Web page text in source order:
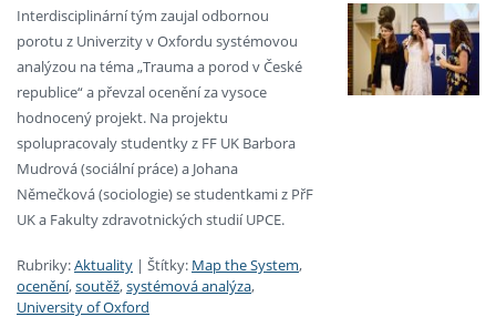
Interdisciplinární tým zaujal odbornou
porotu z Univerzity v Oxfordu systémovou
analýzou na téma „Trauma a porod v České
republice“ a převzal ocenění za vysoce
hodnocený projekt. Na projektu
spolupracovaly studentky z FF UK Barbora
Mudrová (sociální práce) a Johana
Němečková (sociologie) se studentkami z PřF
UK a Fakulty zdravotnických studií UPCE.
Rubriky:Aktuality | Štítky: Map the System,
ocenění,soutěž,systémová analýza,
University of Oxford